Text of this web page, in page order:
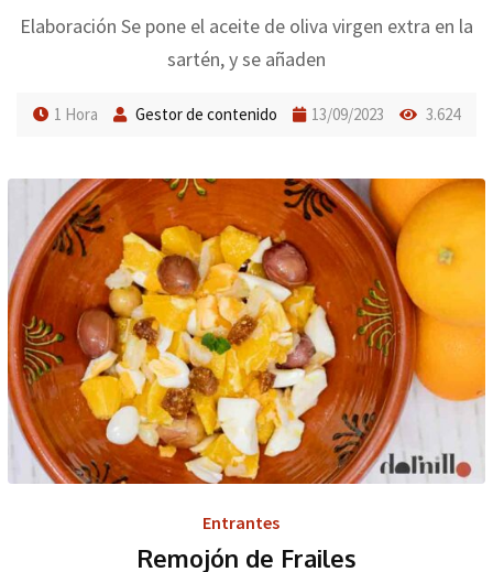
Elaboración Se pone el aceite de oliva virgen extra en la
sartén, y se añaden
1 Hora Gestor de contenido 13/09/2023 3.624
Entrantes
Remojón de Frailes